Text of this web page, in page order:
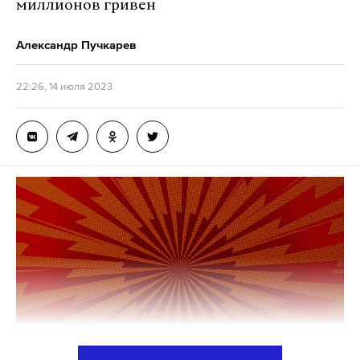
Макс
Дзен
миллионов гривен
Александр Пучкарев
22:26, 14 июля 2023